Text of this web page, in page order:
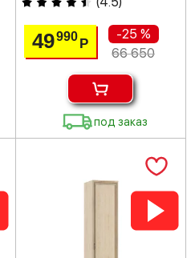
49990 Р
-25 %
66 650
под заказ